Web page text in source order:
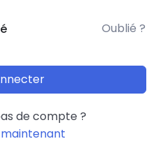
Oublié ?
de compte ?
maintenant